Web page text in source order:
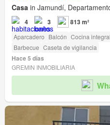
Casa in Jamundí,
4 3 813 m²
Aparcadero Balcón Cocina integral
Barbecue Caseta de vigilancia
Hace 5 días
GREMIN INMOBILIARIA